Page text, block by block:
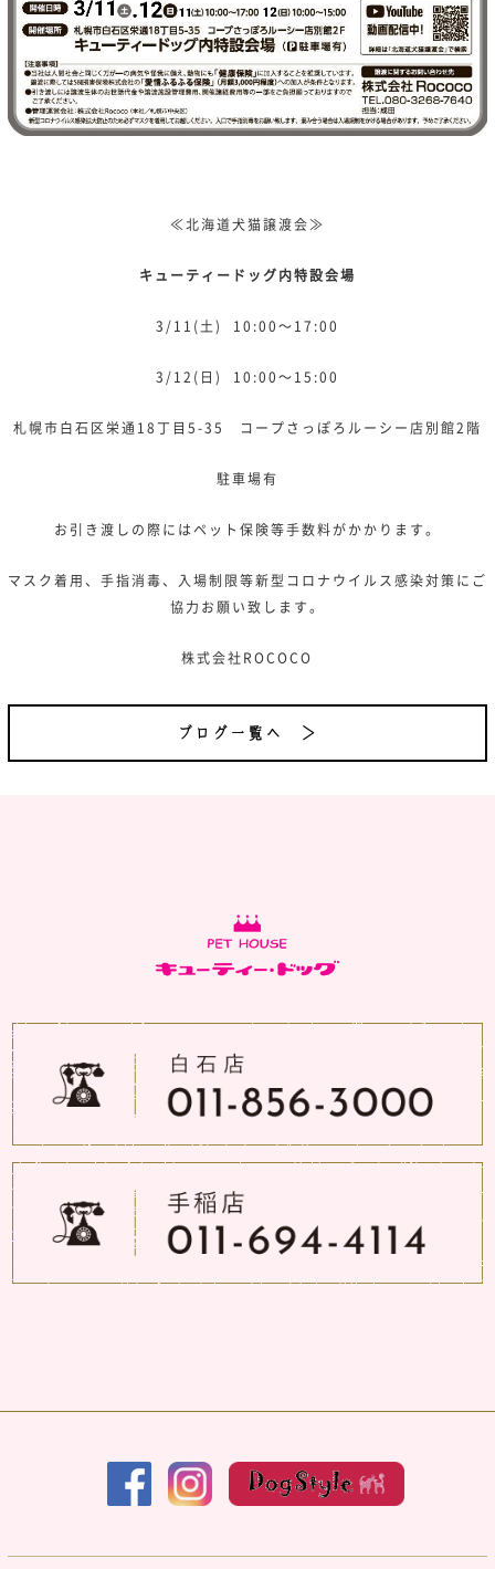
≪北海道犬猫譲渡会≫
キューティードッグ内特設会場
3/11(土) 10:00～17:00
3/12(日) 10:00～15:00
札幌市白石区栄通18丁目5-35 コープさっぽろルーシー店別館2階
駐車場有
お引き渡しの際にはペット保険等手数料がかかります。
マスク着用、手指消毒、入場制限等新型コロナウイルス感染対策にご
協力お願い致します。
株式会社ROCOCO
ブログ一覧へ ＞